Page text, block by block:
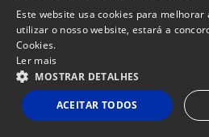
Este website usa cookies para
utilizar o nosso website, estará a
Cookies.
Ler mais
MOSTRAR DETALHES
ACEITAR TODOS